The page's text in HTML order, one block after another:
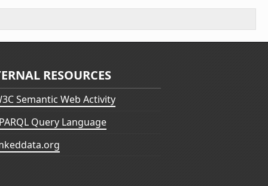
RESOURCES
Semantic Web Activity
Query Language